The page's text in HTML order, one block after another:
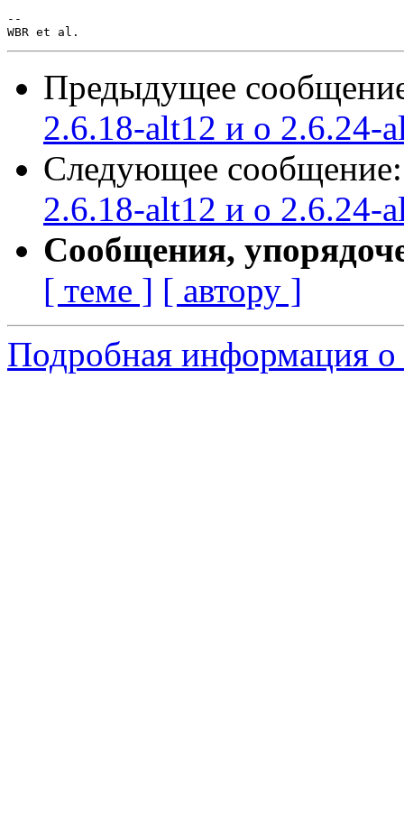
--
Предыдущее
2.6.18-alt12 и о 2.6.24-
Следующее
2.6.18-alt12 и о 2.6.24-
Сообщения,
[ теме ] [ автору ]
Подробная информация о